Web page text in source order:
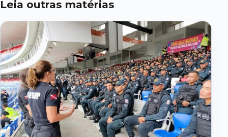
Leia outras matérias